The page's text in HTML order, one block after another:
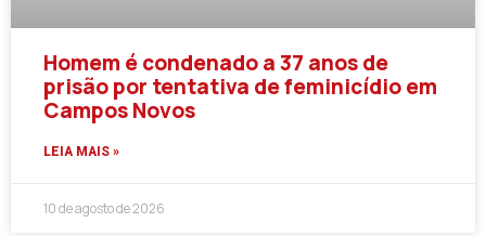
Homem é condenado a 37 anos de
prisão por tentativa de feminicídio em
Campos Novos
LEIA MAIS »
10 de agosto de 2026